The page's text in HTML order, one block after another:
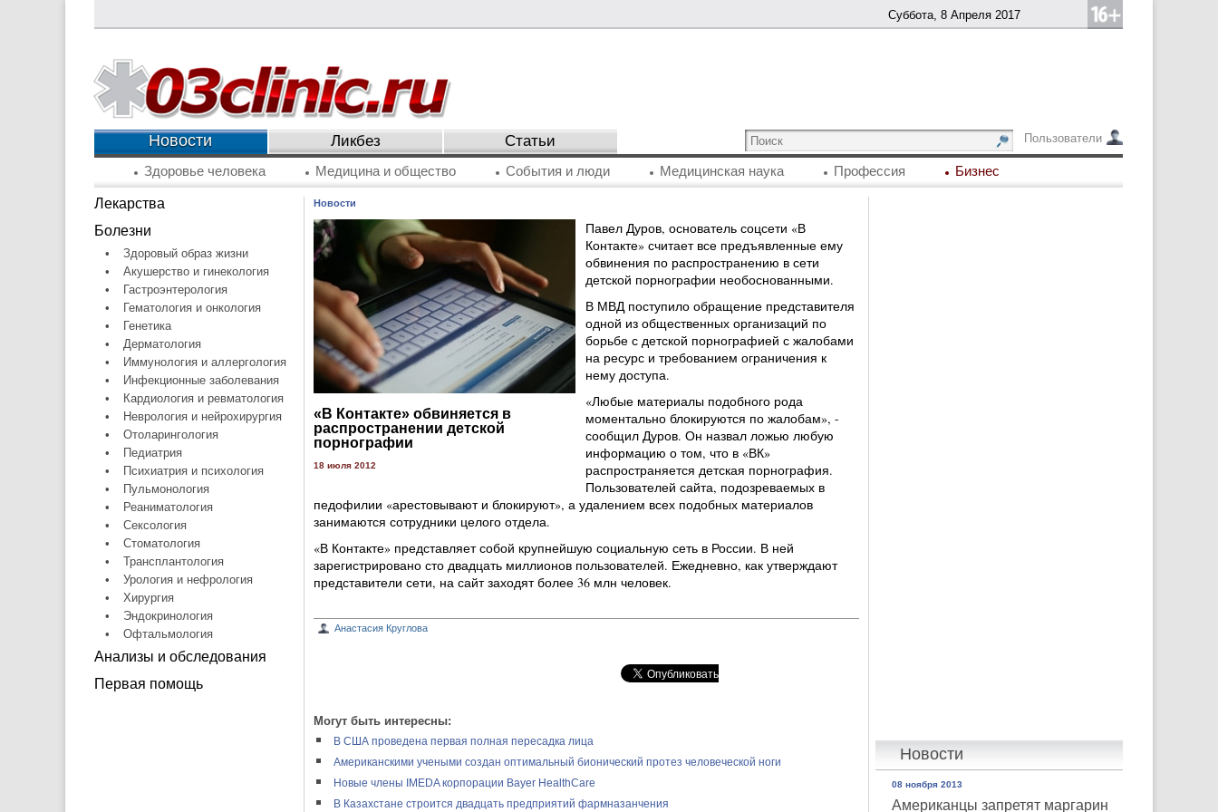
Суббота, 8 Апреля 2017
Пользователи
Новости Ликбез Статьи
Здоровье человека Медицина и общество События и люди Медицинская наука Профессия Бизнес
Лекарства
Болезни
•
Здоровый образ жизни
•
Акушерство и гинекология
•
Гастроэнтерология
•
Гематология и онкология
•
Генетика
•
Дерматология
•
Иммунология и аллергология
•
Инфекционные заболевания
•
Кардиология и ревматология
•
Неврология и нейрохирургия
•
Отоларингология
•
Педиатрия
•
Психиатрия и психология
•
Пульмонология
•
Реаниматология
•
Сексология
•
Стоматология
•
Трансплантология
•
Урология и нефрология
•
Хирургия
•
Эндокринология
•
Офтальмология
Анализы и обследования
Первая помощь
Новости
08 ноября 2013
Американцы запретят маргарин
Новости
«В Контакте» обвиняется в
распространении детской
порнографии
18 июля 2012
Павел Дуров, основатель соцсети «В
Контакте» считает все предъявленные ему
обвинения по распространению в сети
детской порнографии необоснованными.
В МВД поступило обращение представителя
одной из общественных организаций по
борьбе с детской порнографией с жалобами
на ресурс и требованием ограничения к
нему доступа.
«Любые материалы подобного рода
моментально блокируются по жалобам», -
сообщил Дуров. Он назвал ложью любую
информацию о том, что в «ВК»
распространяется детская порнография.
Пользователей сайта, подозреваемых в
педофилии «арестовывают и блокируют», а удалением всех подобных материалов
занимаются сотрудники целого отдела.
«В Контакте» представляет собой крупнейшую социальную сеть в России. В ней
зарегистрировано сто двадцать миллионов пользователей. Ежедневно, как утверждают
представители сети, на сайт заходят более 36 млн человек.
Анастасия Круглова
Могут быть интересны:
В США проведена первая полная пересадка лица
Американскими учеными создан оптимальный бионический протез человеческой ноги
Новые члены IMEDA корпорации Bayer HealthCare
В Казахстане строится двадцать предприятий фармназанчения